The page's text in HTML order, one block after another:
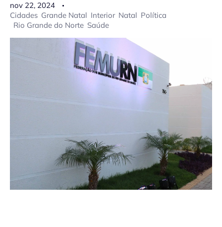
nov 22, 2024
Cidades Grande Natal Interior Natal Política
Rio Grande do Norte Saúde